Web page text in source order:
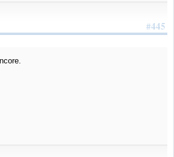
#445